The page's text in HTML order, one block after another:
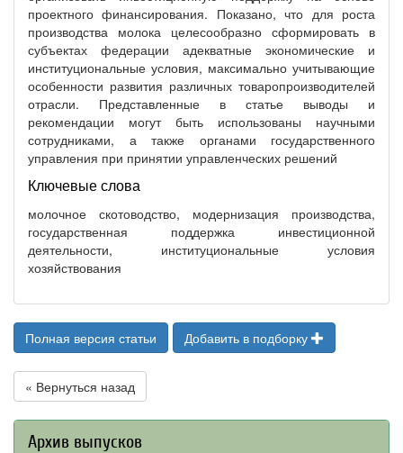
проектного финансирования. Показано, что для роста
производства молока целесообразно сформировать в
субъектах федерации адекватные экономические и
институциональные условия, максимально учитывающие
особенности развития различных товаропроизводителей
отрасли. Представленные в статье выводы и
рекомендации могут быть использованы научными
сотрудниками, а также органами государственного
управления при принятии управленческих решений
Ключевые слова
молочное скотоводство, модернизация производства,
государственная поддержка инвестиционной
деятельности, институциональные условия
хозяйствования
Полная версия статьи Добавить в подборку
« Вернуться назад
Архив выпусков